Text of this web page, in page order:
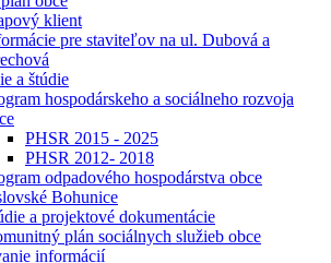
klient
pre staviteľov na ul. Dubová a
a štúdie
hospodárskeho a sociálneho rozvoja
PHSR 2015 - 2025
PHSR 2012- 2018
odpadového hospodárstva obce
Bohunice
a projektové dokumentácie
plán sociálnych služieb obce
informácií